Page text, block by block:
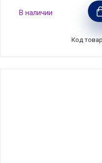
Обеденный
предметов,
кантом, Maxwell &
В наличии
Код